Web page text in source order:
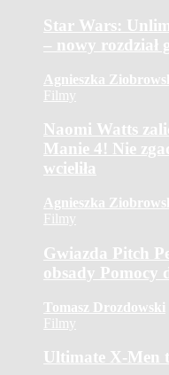
Star Wars:
– nowy rozdział
Agnieszka
Filmy
Naomi Watts
Manie 4! Nie
wcieliła
Agnieszka
Filmy
Gwiazda Pitch
obsady Pomocy
Tomasz Drozdowski
Filmy
Ultimate X-Men